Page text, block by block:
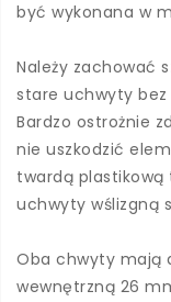
być wykonana w
Należy zachować
stare uchwyty
Bardzo ostrożnie
nie uszkodzić
twardą
uchwyty wślizgną
Oba chwyty mają
wewnętrzną 26